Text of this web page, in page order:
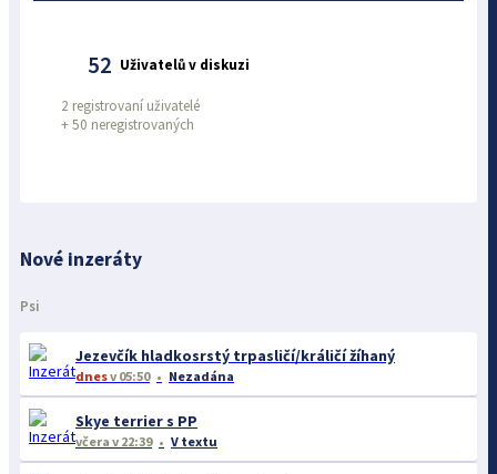
52 Uživatelů v diskuzi
2 registrovaní uživatelé
+50 neregistrovaných
Nové inzeráty
Psi
Jezevčík hladkosrstý trpasličí/králičí žíhaný
dnesv 05:50 Nezadána
Skye terrier s PP
včera v 22:39 V textu